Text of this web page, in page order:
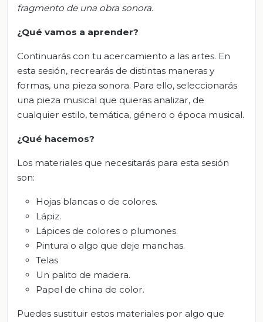
fragmento de una obra sonora.
¿Qué vamos a aprender?
Continuarás con tu acercamiento a las artes. En
esta sesión, recrearás de distintas maneras y
formas, una pieza sonora. Para ello, seleccionarás
una pieza musical que quieras analizar, de
cualquier estilo, temática, género o época musical.
¿Qué hacemos?
Los materiales que necesitarás para esta sesión
son:
Hojas blancas o de colores.
Lápiz.
Lápices de colores o plumones.
Pintura o algo que deje manchas.
Telas
Un palito de madera.
Papel de china de color.
Puedes sustituir estos materiales por algo que